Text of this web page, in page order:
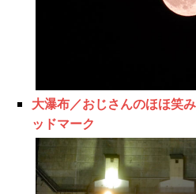
大瀑布／おじさんのほほ笑
ッドマーク